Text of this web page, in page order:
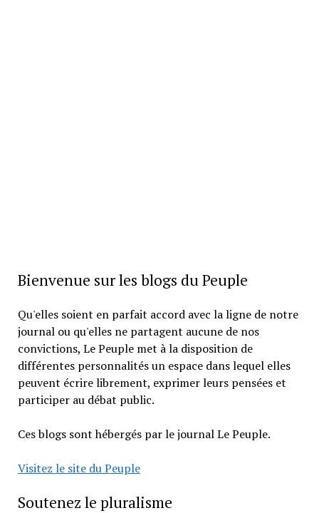
Bienvenue sur les blogs du Peuple
Qu'elles soient en parfait accord avec la ligne de notre
journal ou qu'elles ne partagent aucune de nos
convictions, Le Peuple met à la disposition de
différentes personnalités un espace dans lequel elles
peuvent écrire librement, exprimer leurs pensées et
participer au débat public.
Ces blogs sont hébergés par le journal Le Peuple.
Visitez le site du Peuple
Soutenez le pluralisme